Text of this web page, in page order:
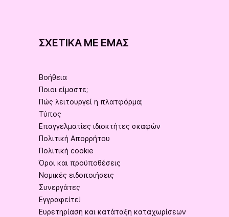
ΣΧΕΤΙΚΆ ΜΕ ΕΜΆΣ
Βοήθεια
Ποιοι είμαστε;
Πώς λειτουργεί η πλατφόρμα;
Τύπος
Επαγγελματίες ιδιοκτήτες σκαφών
Πολιτική Απορρήτου
Πολιτική cookie
Όροι και προϋποθέσεις
Νομικές ειδοποιήσεις
Συνεργάτες
Εγγραφείτε!
Ευρετηρίαση και κατάταξη καταχωρίσεων